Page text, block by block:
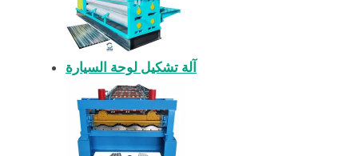
آلة تشكيل لوحة السيارة